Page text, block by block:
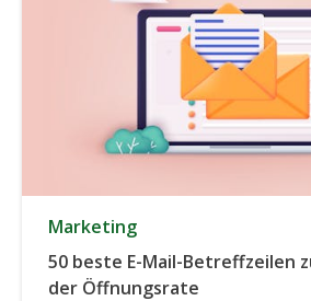
Marketing
50 beste E-Mail-Betreffzeilen
der Öffnungsrate